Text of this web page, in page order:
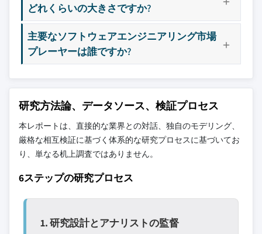
どれくらいの大きさですか?
主要なソフトウェアエンジニアリング市場
プレーヤーは誰ですか?
研究方法論、データソース、検証プロセス
本レポートは、直接的な業界との対話、独自のモデリング、
厳格な相互検証に基づく体系的な研究プロセスに基づいてお
り、単なる机上調査ではありません。
6ステップの研究プロセス
1. 研究設計とアナリストの監督